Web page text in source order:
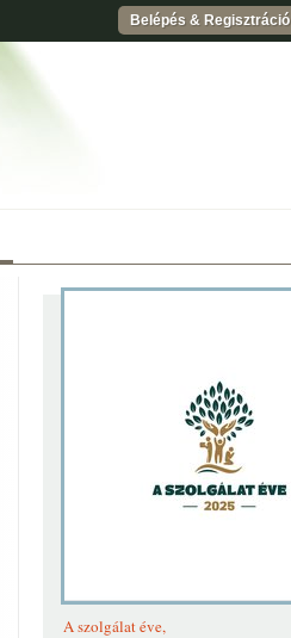
Belépés & Regisztráció
A szolgálat éve,